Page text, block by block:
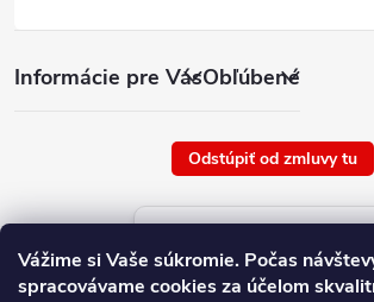
Vážime si Vaše súkromie. Počas
spracovávame cookies za účelom
Informácie pre VásObľúbené
Odstúpiť od zmluvy tu
Aktuálne ceny tovaru
platné od : 8/8/2026